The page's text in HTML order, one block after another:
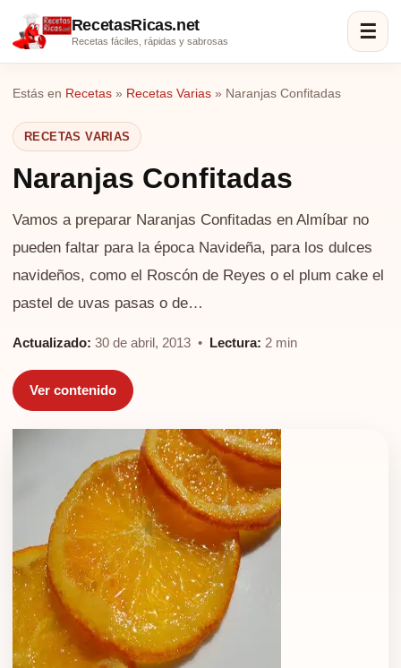
RecetasRicas.net
Recetas fáciles, rápidas y sabrosas ☰
Estás en Recetas » Recetas Varias » Naranjas Confitadas
RECETAS VARIAS
Naranjas Confitadas
Vamos a preparar Naranjas Confitadas en Almíbar no
pueden faltar para la época Navideña, para los dulces
navideños, como el Roscón de Reyes o el plum cake el
pastel de uvas pasas o de…
Actualizado: 30 de abril, 2013 • Lectura: 2 min
Ver contenido